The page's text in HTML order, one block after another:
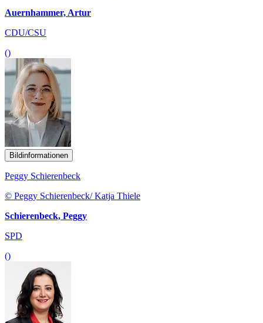
Auernhammer, Artur
CDU/CSU
()
Bildinformationen
Peggy Schierenbeck
© Peggy Schierenbeck/ Katja Thiele
Schierenbeck, Peggy
SPD
()